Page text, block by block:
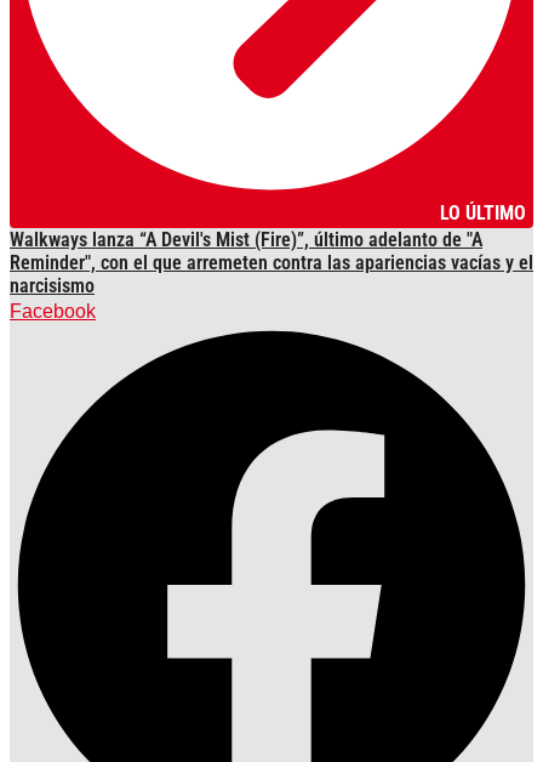
LO ÚLTIMO
Walkways lanza “A Devil's Mist (Fire)”, último adelanto de "A
Reminder", con el que arremeten contra las apariencias vacías y el
narcisismo
Facebook